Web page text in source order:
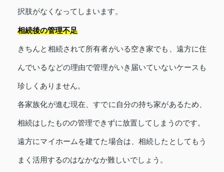
択肢がなくなってしまいます。
相続後の管理不足
きちんと相続されて所有者がいる空き家でも、遠方に住
んでいるなどの理由で管理がいき届いていないケースも
珍しくありません。
各家族化が進む現在、すでに自分の持ち家があるため、
相続はしたものの管理できずに放置してしまうのです。
遠方にマイホームを建てた場合は、相続したとしてもう
まく活用するのはなかなか難しいでしょう。